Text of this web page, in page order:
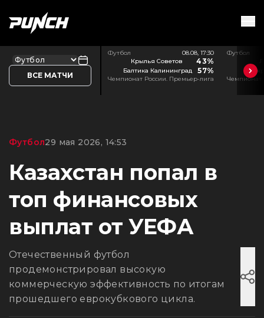
ВСЕ МАТЧИ
Футбол
08.08, 17:30
Крылья Советов
43%
Балтика Калининград 57%
Чемпионат России. Премьер-лига
Футбол
Чемпионат
Футбол29 мая 2026, 14:53
Казахстан попал в
топ финансовых
выплат от УЕФА
Отечественный футбол
продемонстрировал высокую
коммерческую эффективность по итогам
прошедшего еврокубкового цикла.